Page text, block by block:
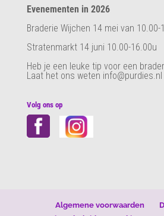
Evenementen in 2026
Braderie Wijchen 14 mei van 10.00-
Stratenmarkt 14 juni 10.00-16.00u
Heb je een leuke tip voor een
Laat het ons weten info@purdies.nl
Volg ons op
Algemene voorwaarden